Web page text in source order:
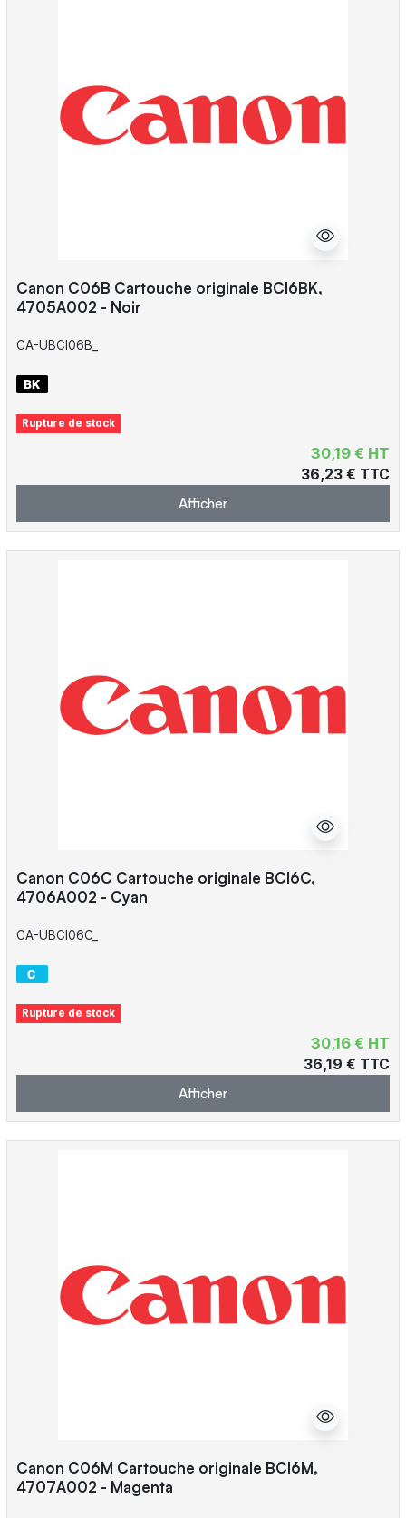
Canon C06B Cartouche originale BCI6BK,
4705A002 - Noir
CA-UBCI06B_
Rupture de stock
30,19 € HT
36,23 € TTC
Afficher
Canon C06C Cartouche originale BCI6C,
4706A002 - Cyan
CA-UBCI06C_
Rupture de stock
30,16 € HT
36,19 € TTC
Afficher
Canon C06M Cartouche originale BCI6M,
4707A002 - Magenta